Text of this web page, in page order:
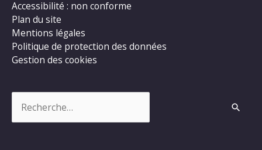
Accessibilité : non conforme
Plan du site
Mentions légales
Politique de protection des données
Gestion des cookies